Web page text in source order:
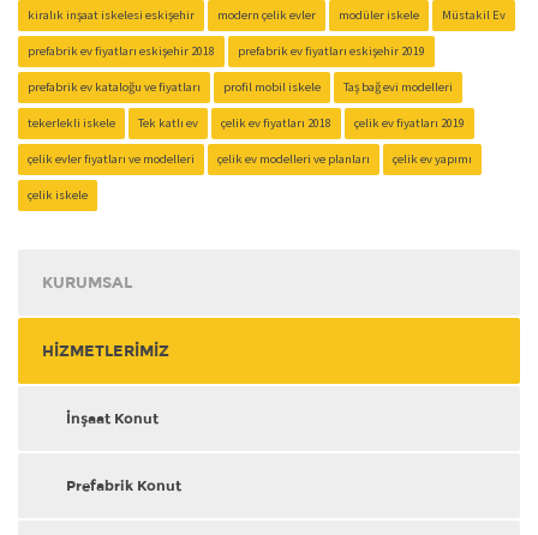
kiralık inşaat iskelesi eskişehir modern çelik evler modüler iskele Müstakil Ev
prefabrik ev fiyatları eskişehir 2018 prefabrik ev fiyatları eskişehir 2019
prefabrik ev kataloğu ve fiyatları profil mobil iskele Taş bağ evi modelleri
tekerlekli iskele Tek katlı ev çelik ev fiyatları 2018 çelik ev fiyatları 2019
çelik evler fiyatları ve modelleri çelik ev modelleri ve planları çelik ev yapımı
çelik iskele
KURUMSAL
HİZMETLERİMİZ
İnşaat Konut
Prefabrik Konut